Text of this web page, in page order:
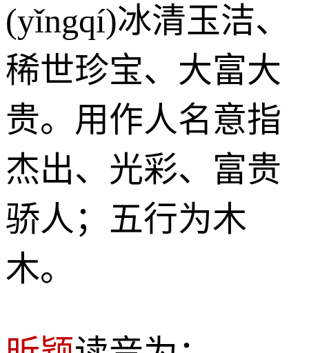
(yǐngqí)冰清玉洁、
稀世珍宝、大富大
贵。用作人名意指
杰出、光彩、富贵
骄人；五行为木
木。